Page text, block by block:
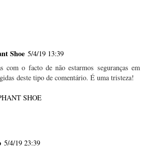
Shoe 5/4/19 13:39
com o facto de não estarmos seguranças em
deste tipo de comentário. É uma tristeza!
SHOE
5/4/19 23:39